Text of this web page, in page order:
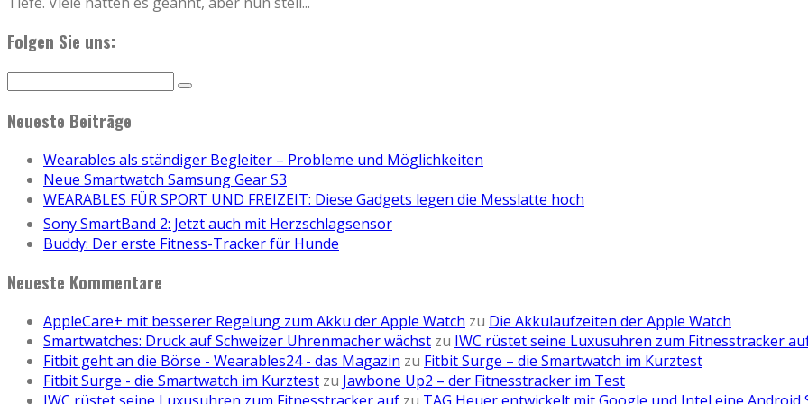
Folgen Sie uns:
Neueste Beiträge
Wearables als ständiger Begleiter – Probleme und Möglichkeiten
Neue Smartwatch Samsung Gear S3
WEARABLES FÜR SPORT UND FREIZEIT: Diese Gadgets legen die Messlatte hoch
Sony SmartBand 2: Jetzt auch mit Herzschlagsensor
Buddy: Der erste Fitness-Tracker für Hunde
Neueste Kommentare
AppleCare+ mit besserer Regelung zum Akku der Apple Watch zu Die Akkulaufzeiten der Apple Watch
Smartwatches: Druck auf Schweizer Uhrenmacher wächst zu IWC rüstet seine Luxusuhren zum Fitnesstracker
Fitbit geht an die Börse - Wearables24 - das Magazin zu Fitbit Surge – die Smartwatch im Kurztest
Fitbit Surge - die Smartwatch im Kurztest zu Jawbone Up2 – der Fitnesstracker im Test